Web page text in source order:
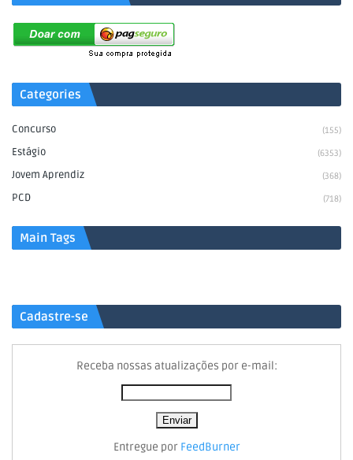
Categories
Concurso (155)
Estágio (6353)
Jovem Aprendiz (368)
PCD (718)
Main Tags
Cadastre-se
Receba nossas atualizações por e-mail:
Entregue por FeedBurner